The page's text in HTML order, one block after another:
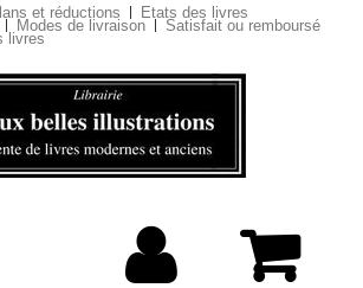
et réductions Etats des livres
Modes de livraison Satisfait ou remboursé
livres